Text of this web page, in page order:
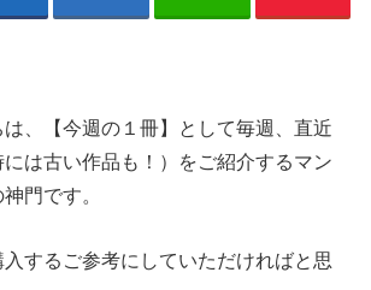
、【今週の１冊】として毎週、直近
は古い作品も！）をご紹介するマン
門です。
するご参考にしていただければと思